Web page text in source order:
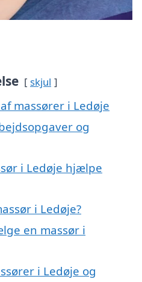
skjul
massører i Ledøje
og
i Ledøje hjælpe
i Ledøje?
en massør i
i Ledøje og